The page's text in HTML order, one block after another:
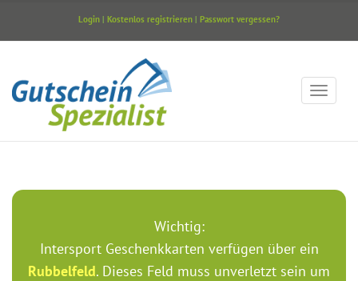
Login | Kostenlos registrieren | Passwort vergessen?
Wichtig:
Intersport Geschenkkarten verfügen über ein
Rubbelfeld. Dieses Feld muss unverletzt sein um